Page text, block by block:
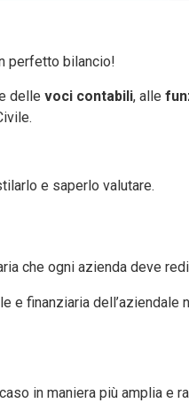
perfetto bilancio!
delle voci contabili, alle
e saperlo valutare.
che ogni azienda deve
finanziaria dell’aziendale
in maniera più amplia e